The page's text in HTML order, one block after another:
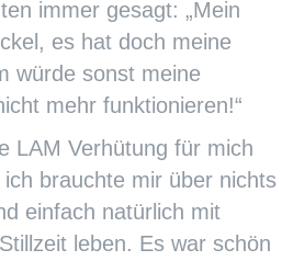
immer gesagt: „Mein
es hat doch meine
würde sonst meine
mehr funktionieren!“
LAM Verhütung für mich
brauchte mir über nichts
einfach natürlich mit
leben. Es war schön